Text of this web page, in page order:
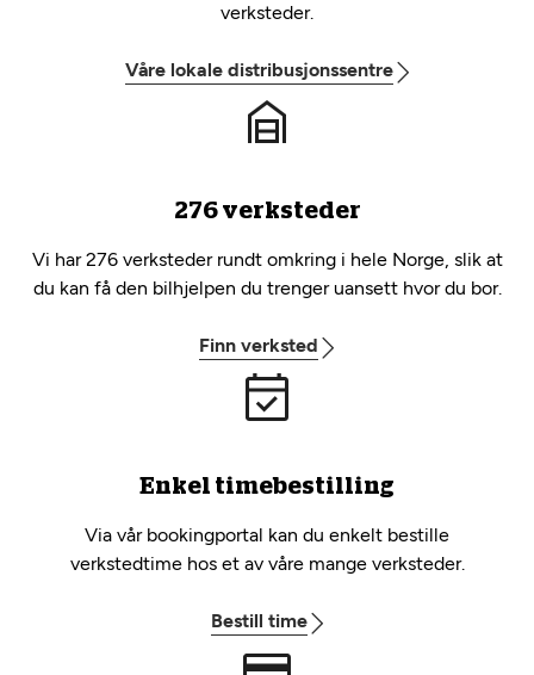
verksteder.
Våre lokale distribusjonssentre
276 verksteder
Vi har 276 verksteder rundt omkring i hele Norge, slik at
du kan få den bilhjelpen du trenger uansett hvor du bor.
Finn verksted
Enkel timebestilling
Via vår bookingportal kan du enkelt bestille
verkstedtime hos et av våre mange verksteder.
Bestill time